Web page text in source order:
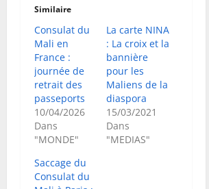
Similaire
Consulat du
Mali en
France :
journée de
retrait des
passeports
10/04/2026
Dans
"MONDE"
La carte NINA
: La croix et la
bannière
pour les
Maliens de la
diaspora
15/03/2021
Dans
"MEDIAS"
Saccage du
Consulat du